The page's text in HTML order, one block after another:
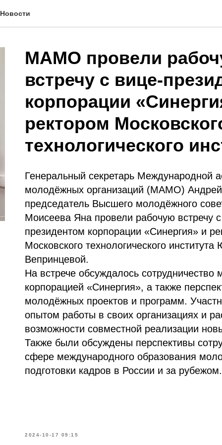
Новости
МАМО провели
встречу с вице-
корпорации
ректором
технологического
Генеральный секретарь Международной
молодёжных организаций (МАМО)
председатель Высшего молодёжного
Моисеева Яна провели рабочую встречу
президентом корпорации «Синергия» и
Московского технологического института
Вепринцевой.
На встрече обсуждалось
корпорацией «Синергия», а также
молодёжных проектов и программ.
опытом работы в своих организациях и
возможности совместной реализации
Также были обсуждены перспективы
сфере международного образования
подготовки кадров в России и за рубежом.
2024-10-17 09:15